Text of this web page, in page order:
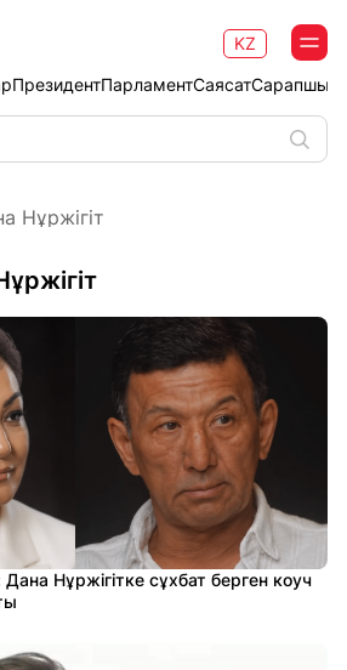
ПрезидентПарламентСаясат
KZ
Нұржігіт
Нұржігітке сұхбат берген коуч